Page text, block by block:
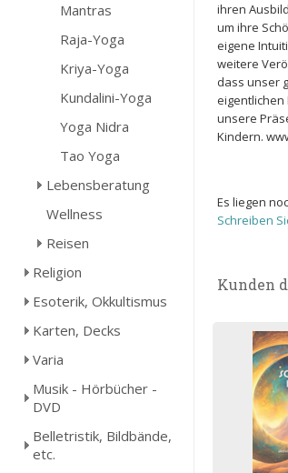
Mantras
Raja-Yoga
Kriya-Yoga
Kundalini-Yoga
Yoga Nidra
Tao Yoga
Lebensberatung
Wellness
Reisen
Religion
Esoterik, Okkultismus
Karten, Decks
Varia
Musik - Hörbücher -
DVD
Belletristik, Bildbände,
etc.
ihren
um ihre
eigene
weitere
dass unser
eigentlichen
unsere
Kindern.
Es liegen
Schreiben
Kunden